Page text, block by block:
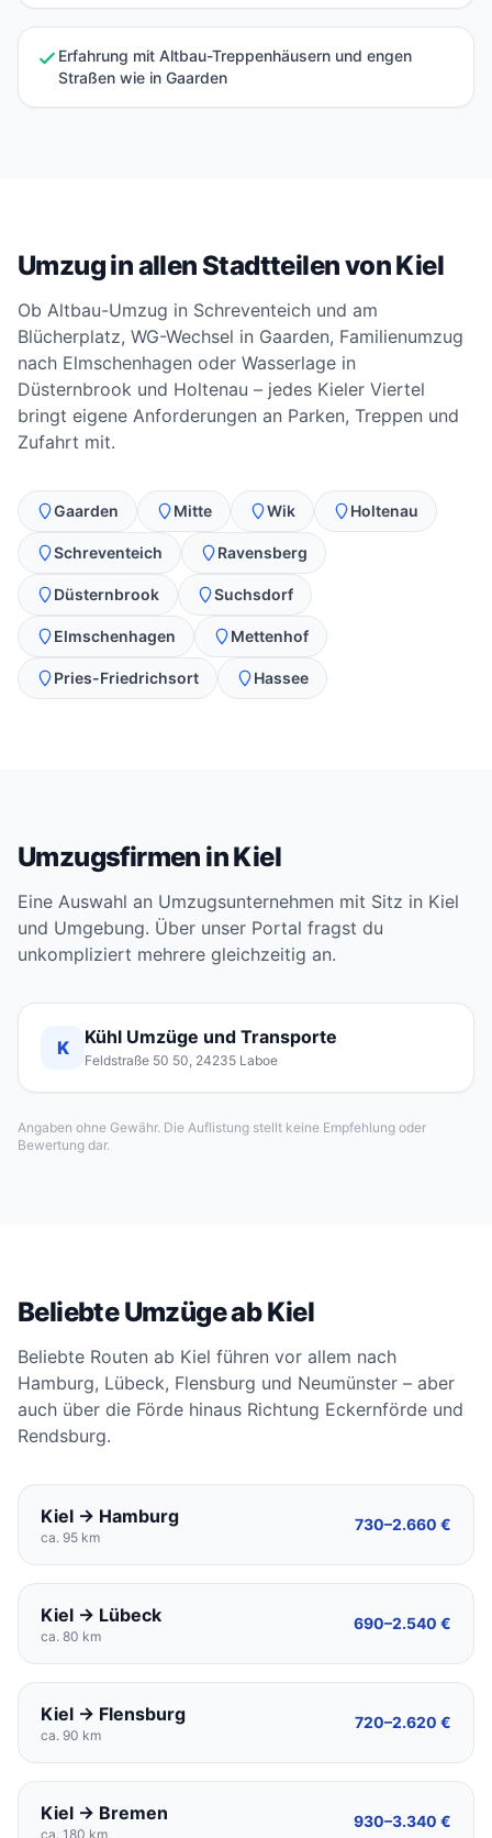
Erfahrung mit Altbau-Treppenhäusern und engen
Straßen wie in Gaarden
Umzug in allen Stadtteilen von Kiel
Ob Altbau-Umzug in Schreventeich und am
Blücherplatz, WG-Wechsel in Gaarden, Familienumzug
nach Elmschenhagen oder Wasserlage in
Düsternbrook und Holtenau – jedes Kieler Viertel
bringt eigene Anforderungen an Parken, Treppen und
Zufahrt mit.
Gaarden Mitte Wik Holtenau
Schreventeich Ravensberg
Düsternbrook Suchsdorf
Elmschenhagen Mettenhof
Pries-Friedrichsort Hassee
Umzugsfirmen in Kiel
Eine Auswahl an Umzugsunternehmen mit Sitz in Kiel
und Umgebung. Über unser Portal fragst du
unkompliziert mehrere gleichzeitig an.
K Kühl Umzüge und Transporte
Feldstraße 50 50, 24235 Laboe
Angaben ohne Gewähr. Die Auflistung stellt keine Empfehlung oder
Bewertung dar.
Beliebte Umzüge ab Kiel
Beliebte Routen ab Kiel führen vor allem nach
Hamburg, Lübeck, Flensburg und Neumünster – aber
auch über die Förde hinaus Richtung Eckernförde und
Rendsburg.
Kiel → Hamburg
ca. 95 km
730–2.660 €
Kiel → Lübeck
ca. 80 km
690–2.540 €
Kiel → Flensburg
ca. 90 km
720–2.620 €
Kiel → Bremen
ca. 180 km
930–3.340 €